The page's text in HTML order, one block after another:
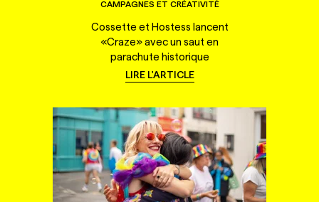
CAMPAGNES ET CRÉATIVITÉ
Cossette et Hostess lancent
«Craze» avec un saut en
parachute historique
LIRE L'ARTICLE